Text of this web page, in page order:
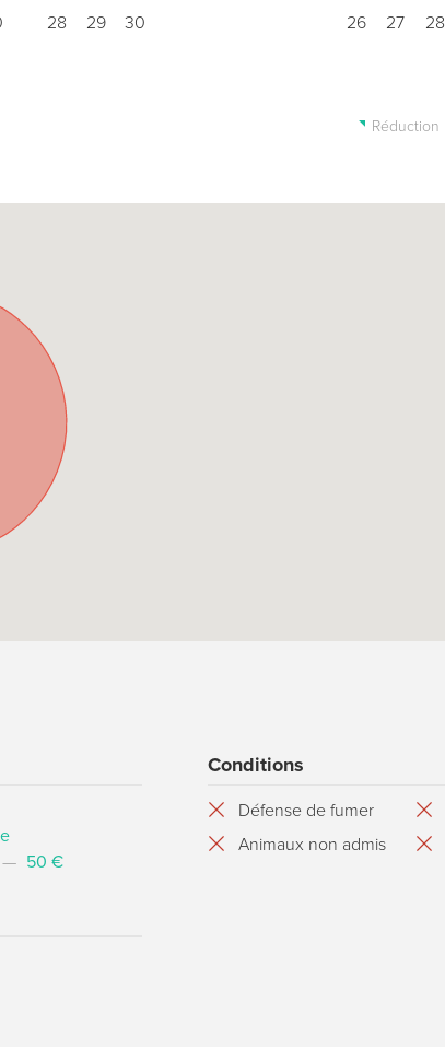
28
29 30
26
27 28
Réduction
— 50 €
Conditions
Défense de fumer
Animaux non admis